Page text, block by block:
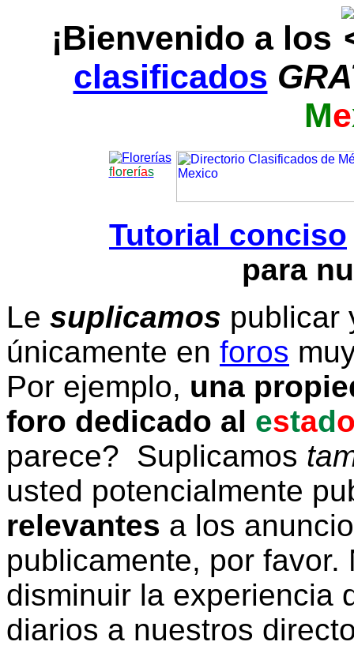
¡Bienvenido a los
clasificados
Me
florerías
Tutorial conciso
para
Le suplicamos publicar
únicamente en foros
Por ejemplo, una
foro dedicado al estad
parece? Suplicamos
usted potencialmente
relevantes a los
publicamente, por
disminuir la experiencia
diarios a nuestros